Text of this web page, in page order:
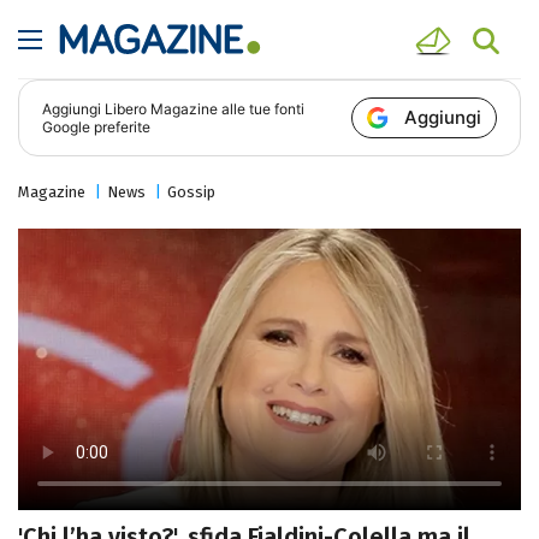
Aggiungi Libero Magazine alle tue fonti
Google preferite
Aggiungi
Magazine News Gossip